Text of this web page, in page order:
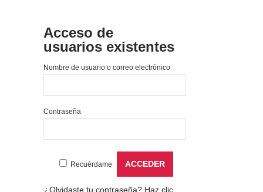
Acceso de
usuarios existentes
Nombre de usuario o correo electrónico
Contraseña
Recuérdame
¿Olvidaste tu contraseña? Haz clic